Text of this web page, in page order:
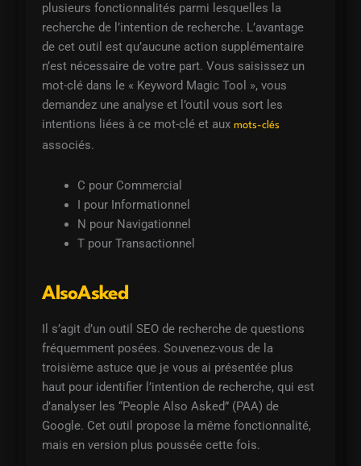
plusieurs fonctionnalités parmi lesquelles la
recherche de l’intention de recherche. L’avantage
de cet outil est qu’aucune action supplémentaire
n’est nécessaire de votre part. Vous saisissez un
mot-clé dans le « Keyword Magic Tool », vous
demandez une analyse et l’outil vous sort les
intentions liées à ce mot-clé et auxmots-clés
associés.
C pour Commercial
I pour Informationnel
N pour Navigationnel
T pour Transactionnel
AlsoAsked
Il s’agit d’un outil SEO de recherche de questions
fréquemment posées. Souvenez-vous de la
troisième astuce que je vous ai présentée plus
haut pour identifier l’intention de recherche, qui est
d’analyser les “People Also Asked” (PAA) de
Google. Cet outil propose la même fonctionnalité,
mais en version plus poussée cette fois.